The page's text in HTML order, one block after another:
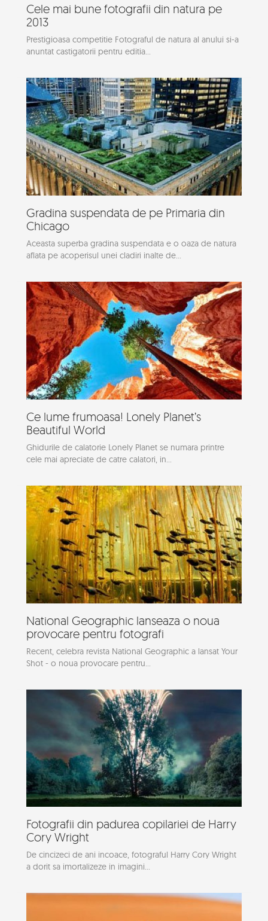
Cele mai bune fotografii din natura pe
2013
Prestigioasa competitie Fotograful de natura al anului si-a
anuntat castigatorii pentru editia...
Gradina suspendata de pe Primaria din
Chicago
Aceasta superba gradina suspendata e o oaza de natura
aflata pe acoperisul unei cladiri inalte de...
Ce lume frumoasa! Lonely Planet’s
Beautiful World
Ghidurile de calatorie Lonely Planet se numara printre
cele mai apreciate de catre calatori, in...
National Geographic lanseaza o noua
provocare pentru fotografi
Recent, celebra revista National Geographic a lansat Your
Shot - o noua provocare pentru...
Fotografii din padurea copilariei de Harry
Cory Wright
De cincizeci de ani incoace, fotograful Harry Cory Wright
a dorit sa imortalizeze in imagini...